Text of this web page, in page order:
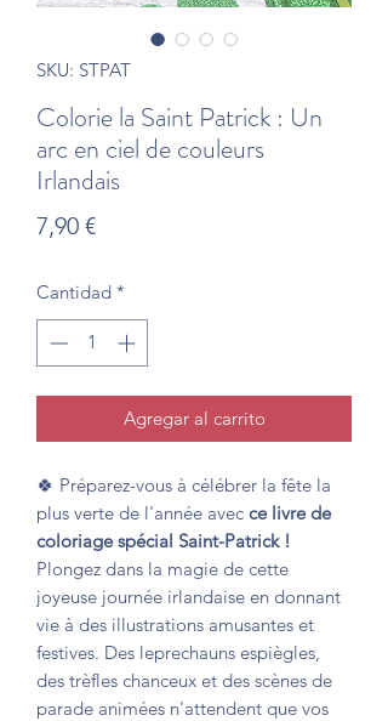
SKU: STPAT
Colorie la Saint Patrick : Un
arc en ciel de couleurs
Irlandais
7,90 €Precio
Cantidad *
Agregar al carrito
🍀 Préparez-vous à célébrer la fête la
plus verte de l'année avec ce livre de
coloriage spécial Saint-Patrick!
Plongez dans la magie de cette
joyeuse journée irlandaise en donnant
vie à des illustrations amusantes et
festives. Des leprechauns espiègles,
des trèfles chanceux et des scènes de
parade animées n'attendent que vos